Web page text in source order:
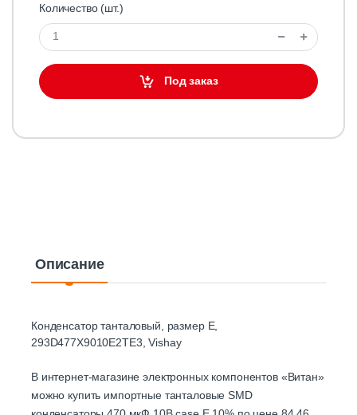
Количество (шт.)
Под заказ
Описание
Конденсатор танталовый, размер E,
293D477X9010E2TE3, Vishay
В интернет-магазине электронных компонентов «Витан»
можно купить импортные танталовые SMD